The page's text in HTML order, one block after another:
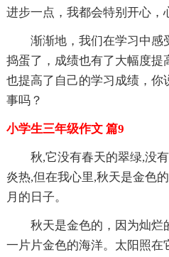
进步一点，我都会特别开心，
渐渐地，我们在学习中感
捣蛋了，成绩也有了大幅度提
也提高了自己的学习成绩，你
事吗？
小学生三年级作文 篇9
秋,它没有春天的翠绿,没
炎热,但在我心里,秋天是金色
月的日子。
秋天是金色的，因为灿烂
一片片金色的海洋。太阳照在